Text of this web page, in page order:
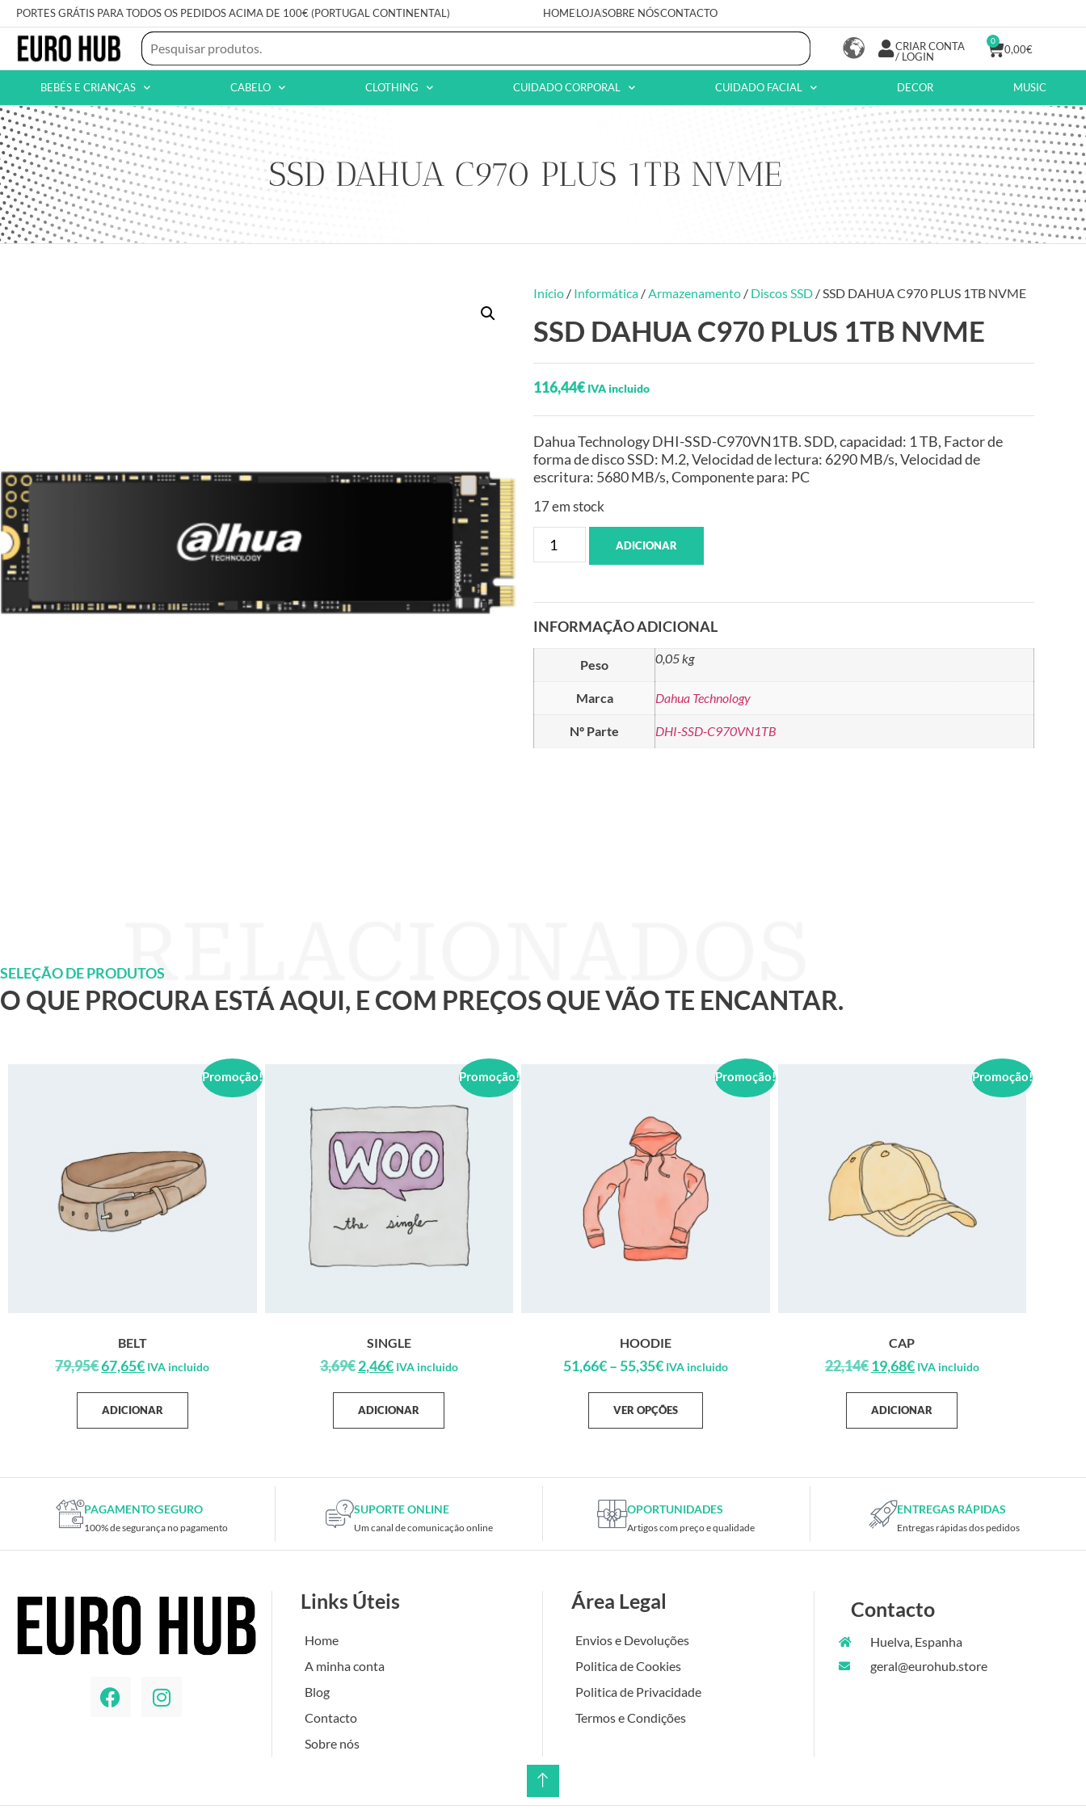
PORTES GRÁTIS PARA TODOS OS PEDIDOS ACIMA DE 100€ (PORTUGAL CONTINENTAL) HOMELOJASOBRE NÓSCONTACTO
CRIAR CONTA
/ LOGIN
0,00€
0
BEBÉS E CRIANÇAS CABELO CLOTHING CUIDADO CORPORAL CUIDADO FACIAL DECOR MUSIC
SSD DAHUA C970 PLUS 1TB NVME
Início / Informática /Armazenamento / Discos SSD / SSD DAHUA C970 PLUS 1TB NVME
SSD DAHUA C970 PLUS 1TB NVME
116,44€ IVA incluido
Dahua Technology DHI-SSD-C970VN1TB. SDD, capacidad: 1 TB, Factor de
forma de disco SSD: M.2, Velocidad de lectura: 6290 MB/s, Velocidad de
escritura: 5680 MB/s, Componente para: PC
17 em stock
ADICIONAR
INFORMAÇÃO ADICIONAL
Peso 0,05 kg
Marca Dahua Technology
Nº Parte DHI-SSD-C970VN1TB
SELEÇÃO DE PRODUTOS
O QUE PROCURA ESTÁ AQUI, E COM PREÇOS QUE VÃO TE ENCANTAR.
Promoção!
BELT
79,95€67,65€ IVA incluido
ADICIONAR
Promoção!
SINGLE
3,69€2,46€ IVA incluido
ADICIONAR
Promoção!
HOODIE
51,66€– 55,35€ IVA incluido
VER OPÇÕES
Promoção!
CAP
22,14€19,68€ IVA incluido
ADICIONAR
PAGAMENTO SEGURO
100% de segurança no pagamento
SUPORTE ONLINE
Um canal de comunicação online
OPORTUNIDADES
Artigos com preço e qualidade
ENTREGAS RÁPIDAS
Entregas rápidas dos pedidos
Links Úteis
Home
A minha conta
Blog
Contacto
Sobre nós
Área Legal
Envios e Devoluções
Politica de Cookies
Politica de Privacidade
Termos e Condições
Contacto
Huelva, Espanha
geral@eurohub.store